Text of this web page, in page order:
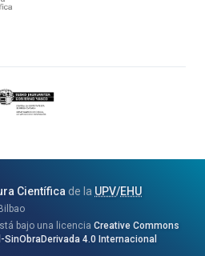
Jaurlaritza
Científica de la UPV/EHU
bajo una licencia Creative Commons
4.0 Internacional